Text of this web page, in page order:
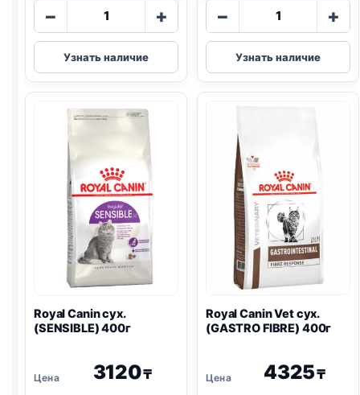
−
Количество
Royal
Canin
сух.
весовой
+
Узнать наличие
−
Количество
Royal
Canin
сух.
+
Узнать наличие
Royal Canin сух.
(SENSIBLE) 400г
3120₸
Royal Canin Vet сух.
(GASTROFIBRE) 400г
4325₸